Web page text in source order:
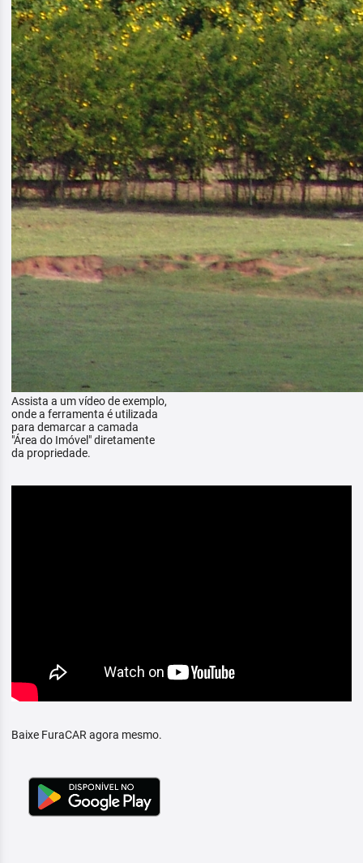
Assista a um vídeo de exemplo,
onde a ferramenta é utilizada
para demarcar a camada
"Área do Imóvel" diretamente
da propriedade.
Baixe FuraCAR agora mesmo.